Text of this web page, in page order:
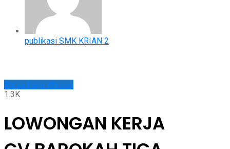
publikasi SMK KRIAN 2
Bursa Kerja Khusus
1.3K
LOWONGAN KERJA